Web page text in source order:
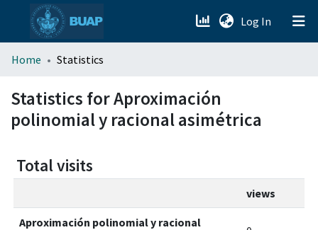
Log In (current)
menu.section.about_menu
All of DSpace
Home Statistics
Statistics for Aproximación
polinomial y racional asimétrica
Total visits
views
Aproximación polinomial y racional